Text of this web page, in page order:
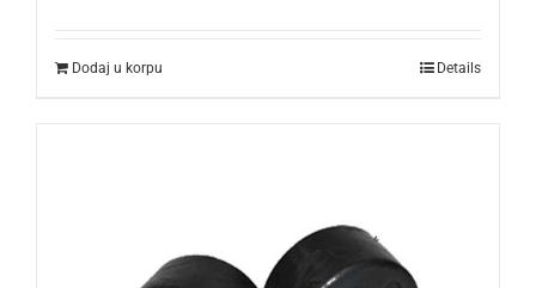
Dodaj u korpu Details